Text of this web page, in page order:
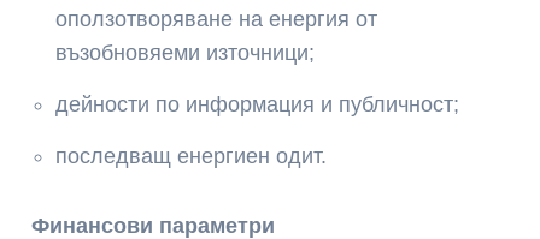
оползотворяване на енергия от
възобновяеми източници;
дейности по информация и публичност;
последващ енергиен одит.
Финансови параметри